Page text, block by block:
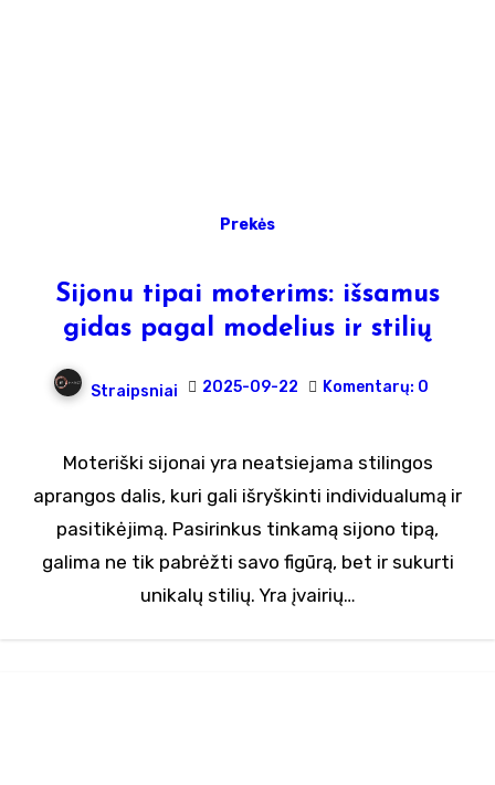
Prekės
Sijonu tipai moterims: išsamus
gidas pagal modelius ir stilių
Straipsniai 2025-09-22 Komentarų: 0
Moteriški sijonai yra neatsiejama stilingos
aprangos dalis, kuri gali išryškinti individualumą ir
pasitikėjimą. Pasirinkus tinkamą sijono tipą,
galima ne tik pabrėžti savo figūrą, bet ir sukurti
unikalų stilių. Yra įvairių…